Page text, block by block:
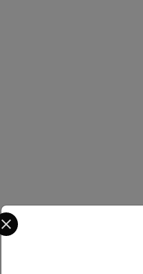
Select your preferred